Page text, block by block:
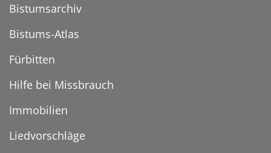
Bistumsarchiv
Bistums-Atlas
Fürbitten
Hilfe bei Missbrauch
Immobilien
Liedvorschläge